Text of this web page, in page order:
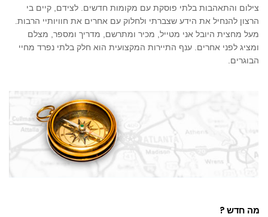
צילום והתאהבות בלתי פוסקת עם מקומות חדשים. לצידם, קיים בי
הרצון להנחיל את הידע שצברתי ולחלוק עם אחרים את חוויותיי הרבות.
מעל מחצית היובל אני מטייל, מכיר ומתרשם, מדריך ומספר, מצלם
ומציג לפני אחרים. ענף התיירות המקצועית הוא חלק בלתי נפרד מחיי
הבוגרים.
מה חדש ?